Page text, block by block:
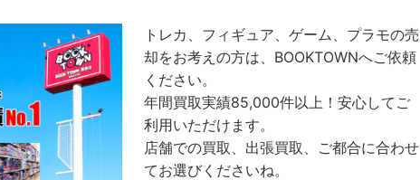
トレカ、フィギュア、ゲーム、プラモの売
却をお考えの方は、BOOKTOWNへご依頼
ください。
年間買取実績85,000件以上！安心してご
利用いただけます。
店舗での買取、出張買取、ご都合に合わせ
てお選びくださいね。